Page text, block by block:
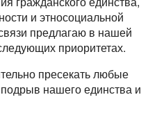
и этносоциальной
предлагаю в нашей
приоритетах.
пресекать любые
нашего единства и